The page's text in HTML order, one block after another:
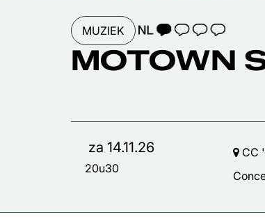
MUZIEK TAALICOON 1
MOTOWN
za 14.11.26
20u30
CC